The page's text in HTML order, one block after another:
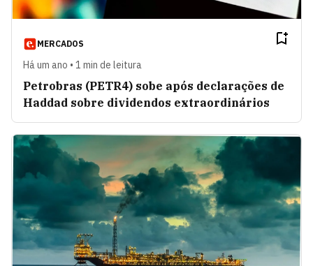
MERCADOS
Há um ano • 1 min de leitura
Petrobras (PETR4) sobe após declarações de
Haddad sobre dividendos extraordinários